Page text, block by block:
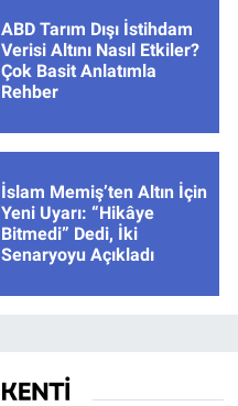
ABD Tarım Dışı İstihdam
Verisi Altını Nasıl Etkiler?
Çok Basit Anlatımla
Rehber
İslam Memiş’ten Altın İçin
Yeni Uyarı: “Hikâye
Bitmedi” Dedi, İki
Senaryoyu Açıkladı